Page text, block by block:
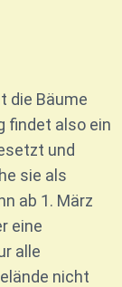
die Bäume
findet also ein
und
sie als
ab 1. März
eine
alle
nicht